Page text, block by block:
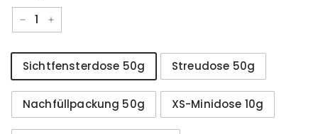
− +
Größe
Sichtfensterdose 50g Streudose 50g
Nachfüllpackung 50g XS-Minidose 10g